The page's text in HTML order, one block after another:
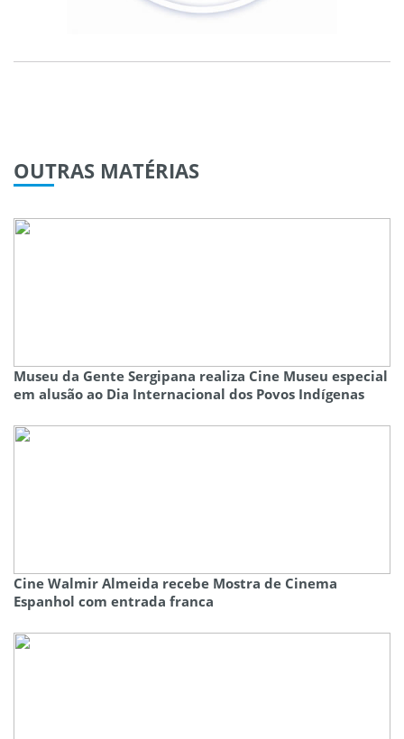
OUTRAS MATÉRIAS
Museu da Gente Sergipana realiza Cine Museu especial
em alusão ao Dia Internacional dos Povos Indígenas
Cine Walmir Almeida recebe Mostra de Cinema
Espanhol com entrada franca